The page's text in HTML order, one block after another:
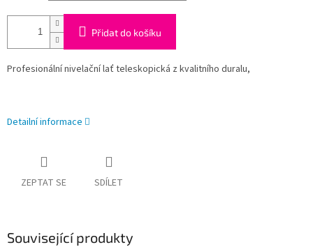
Přidat do košíku
Profesionální nivelační lať teleskopická z kvalitního duralu,
Detailní informace
ZEPTAT SE SDÍLET
Související produkty